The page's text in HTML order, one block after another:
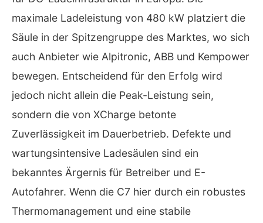
maximale Ladeleistung von 480 kW platziert die
Säule in der Spitzengruppe des Marktes, wo sich
auch Anbieter wie Alpitronic, ABB und Kempower
bewegen. Entscheidend für den Erfolg wird
jedoch nicht allein die Peak-Leistung sein,
sondern die von XCharge betonte
Zuverlässigkeit im Dauerbetrieb. Defekte und
wartungsintensive Ladesäulen sind ein
bekanntes Ärgernis für Betreiber und E-
Autofahrer. Wenn die C7 hier durch ein robustes
Thermomanagement und eine stabile